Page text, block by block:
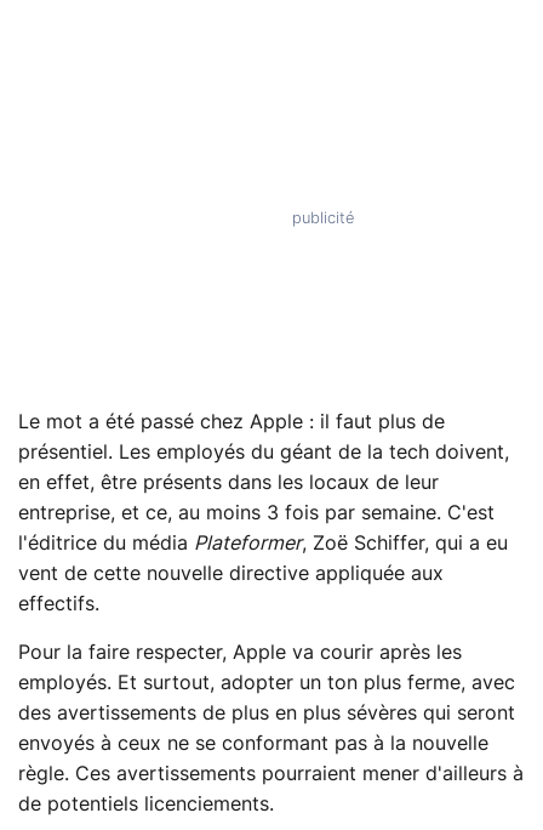
Le mot a été passé chez Apple : il faut plus de
présentiel. Les employés du géant de la tech doivent,
en effet, être présents dans les locaux de leur
entreprise, et ce, au moins 3 fois par semaine. C'est
l'éditrice du média Plateformer, Zoë Schiffer, qui a eu
vent de cette nouvelle directive appliquée aux
effectifs.
Pour la faire respecter, Apple va courir après les
employés. Et surtout, adopter un ton plus ferme, avec
des avertissements de plus en plus sévères qui seront
envoyés à ceux ne se conformant pas à la nouvelle
règle. Ces avertissements pourraient mener d'ailleurs à
de potentiels licenciements.